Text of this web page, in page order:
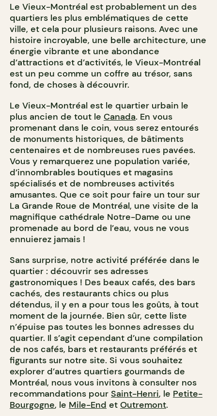
Le Vieux-Montréal est probablement un des
quartiers les plus emblématiques de cette
ville, et cela pour plusieurs raisons. Avec une
histoire incroyable, une belle architecture, une
énergie vibrante et une abondance
d’attractions et d’activités, le Vieux-Montréal
est un peu comme un coffre au trésor, sans
fond, de choses à découvrir.
Le Vieux-Montréal est le quartier urbain le
plus ancien de tout le Canada. En vous
promenant dans le coin, vous serez entourés
de monuments historiques, de bâtiments
centenaires et de nombreuses rues pavées.
Vous y remarquerez une population variée,
d’innombrables boutiques et magasins
spécialisés et de nombreuses activités
amusantes. Que ce soit pour faire un tour sur
La Grande Roue de Montréal, une visite de la
magnifique cathédrale Notre-Dame ou une
promenade au bord de l’eau, vous ne vous
ennuierez jamais !
Sans surprise, notre activité préférée dans le
quartier : découvrir ses adresses
gastronomiques ! Des beaux cafés, des bars
cachés, des restaurants chics ou plus
détendus, il y en a pour tous les goûts, à tout
moment de la journée. Bien sûr, cette liste
n’épuise pas toutes les bonnes adresses du
quartier. Il s’agit cependant d’une compilation
de nos cafés, bars et restaurants préférés et
figurants sur notre site. Si vous souhaitez
explorer d’autres quartiers gourmands de
Montréal, nous vous invitons à consulter nos
recommandations pour Saint-Henri, le Petite-
Bourgogne, le Mile-End et Outremont.